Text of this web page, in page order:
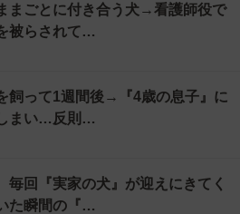
まごとに付き合う犬→看護師役で
被らされて…
飼って1週間後→『4歳の息子』に
まい…反則…
毎回『実家の犬』が迎えにきてく
た瞬間の『…